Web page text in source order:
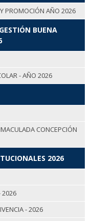
PROMOCIÓN AÑO 2026
BUENA
- AÑO 2026
CONCEPCIÓN
2026
2026
- 2026